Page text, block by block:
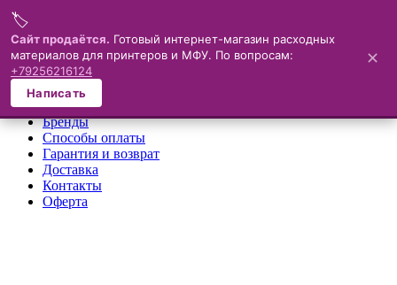
Меню
×
О компании
Каталог
Бренды
Способы оплаты
Гарантия и возврат
Доставка
Контакты
Оферта
🏷️
Сайт продаётся. Готовый интернет-магазин расходных
материалов для принтеров и МФУ. По вопросам:
+79256216124
Написать
✕